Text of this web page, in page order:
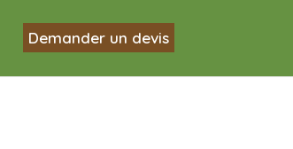
Demander un devis